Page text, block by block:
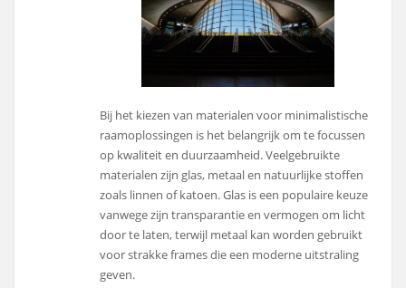
Bij het kiezen van materialen voor minimalistische
raamoplossingen is het belangrijk om te focussen
op kwaliteit en duurzaamheid. Veelgebruikte
materialen zijn glas, metaal en natuurlijke stoffen
zoals linnen of katoen. Glas is een populaire keuze
vanwege zijn transparantie en vermogen om licht
door te laten, terwijl metaal kan worden gebruikt
voor strakke frames die een moderne uitstraling
geven.